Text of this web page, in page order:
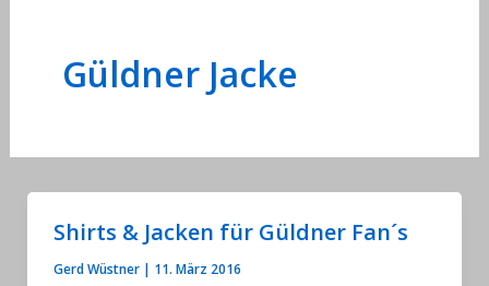
Güldner Jacke
Shirts & Jacken für Güldner Fan´s
Gerd Wüstner | 11. März 2016